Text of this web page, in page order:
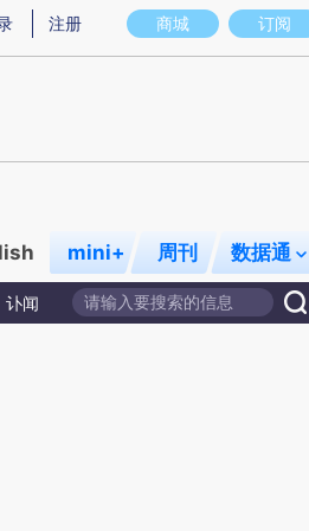
意图存在偏差。不代表财新观点和立场。推
商城 订阅
注册
mini+ 周刊 数据通
讣闻